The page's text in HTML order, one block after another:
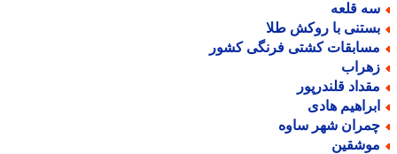
قلعه
با روکش طلا
کشتی فرنگی کشور
قلندرپور
هادی
شهر ساوه